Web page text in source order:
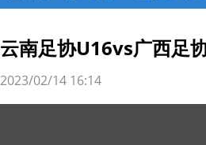
云南足协U16vs广西足
2023/02/14 16:14